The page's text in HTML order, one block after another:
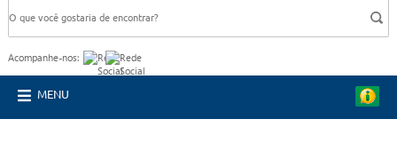
Acompanhe-nos:
MENU